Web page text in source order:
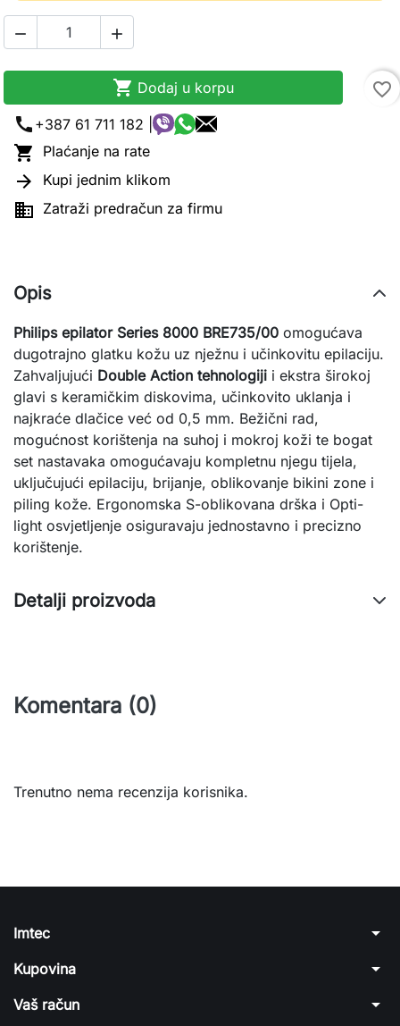
 
 Dodaj u korpu
favorite_border
call +387 61 711 182 |
 Plaćanje na rate
 Kupi jednim klikom
 Zatraži predračun za firmu
Opis
Philips epilator Series 8000 BRE735/00 omogućava
dugotrajno glatku kožu uz nježnu i učinkovitu epilaciju.
Zahvaljujući Double Action tehnologiji i ekstra širokoj
glavi s keramičkim diskovima, učinkovito uklanja i
najkraće dlačice već od 0,5 mm. Bežični rad,
mogućnost korištenja na suhoj i mokroj koži te bogat
set nastavaka omogućavaju kompletnu njegu tijela,
uključujući epilaciju, brijanje, oblikovanje bikini zone i
piling kože. Ergonomska S-oblikovana drška i Opti-
light osvjetljenje osiguravaju jednostavno i precizno
korištenje.
Detalji proizvoda
Komentara (0)
Trenutno nema recenzija korisnika.
Imtec arrow_drop_down
Kupovina arrow_drop_down
Vaš račun arrow_drop_down